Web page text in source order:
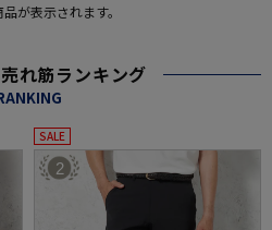
が表示されます。
れ筋ランキング
SALE
2